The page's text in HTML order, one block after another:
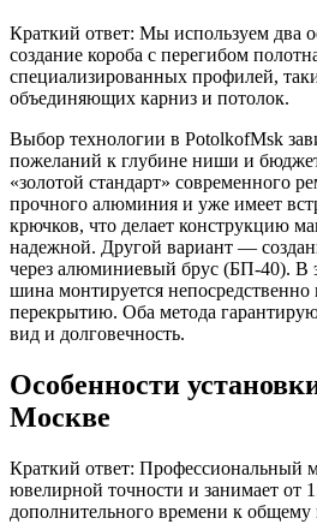
Краткий ответ: Мы используем два
создание короба с перегибом
специализированных профилей,
объединяющих карниз и потолок.
Выбор технологии в PotolkofMsk
пожеланий к глубине ниши и
«золотой стандарт» современного
прочного алюминия и уже имеет
крючков, что делает конструкцию
надежной. Другой вариант —
через алюминиевый брус (БП-40). В
шина монтируется непосредственно
перекрытию. Оба метода
вид и долговечность.
Особенности
Москве
Краткий ответ: Профессиональный
ювелирной точности и занимает от
дополнительного времени к общему